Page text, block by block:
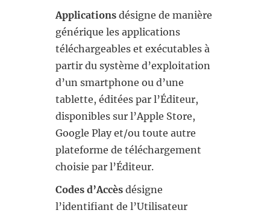
Applications désigne de manière
générique les applications
téléchargeables et exécutables à
partir du système d’exploitation
d’un smartphone ou d’une
tablette, éditées par l’Éditeur,
disponibles sur l’Apple Store,
Google Play et/ou toute autre
plateforme de téléchargement
choisie par l’Éditeur.
Codes d’Accès désigne
l’identifiant de l’Utilisateur